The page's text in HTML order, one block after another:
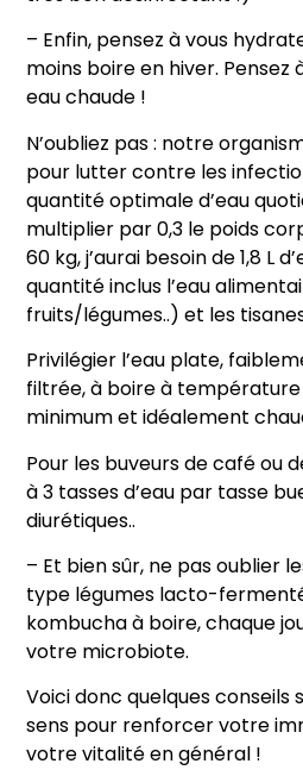
– Enfin, pensez à vous
moins boire en hiver. Pensez
eau chaude !
N’oubliez pas : notre
pour lutter contre les
quantité optimale d’eau
multiplier par 0,3 le poids
60 kg, j’aurai besoin de 1,8 L
quantité inclus l’eau
fruits/légumes..) et les
Privilégier l’eau plate,
filtrée, à boire à
minimum et idéalement
Pour les buveurs de café ou
à 3 tasses d’eau par tasse
diurétiques..
– Et bien sûr, ne pas oublier
type légumes lacto-
kombucha à boire, chaque
votre microbiote.
Voici donc quelques conseils
sens pour renforcer votre
votre vitalité en général !